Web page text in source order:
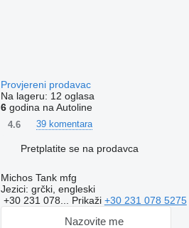
Provjereni prodavac
Na lageru: 12 oglasa
6godina na Autoline
4.6 39 komentara
Pretplatite se na prodavca
Michos Tank mfg
Jezici: grčki, engleski
+30 231 078... Prikaži +30 231 078 5275
Nazovite me